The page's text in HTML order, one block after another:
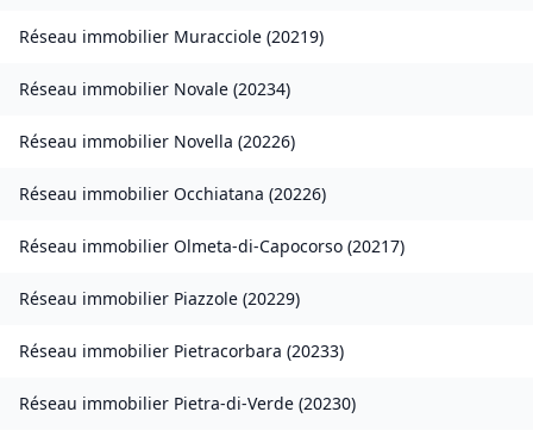
Réseau immobilier Muracciole (20219)
Réseau immobilier Novale (20234)
Réseau immobilier Novella (20226)
Réseau immobilier Occhiatana (20226)
Réseau immobilier Olmeta-di-Capocorso (20217)
Réseau immobilier Piazzole (20229)
Réseau immobilier Pietracorbara (20233)
Réseau immobilier Pietra-di-Verde (20230)